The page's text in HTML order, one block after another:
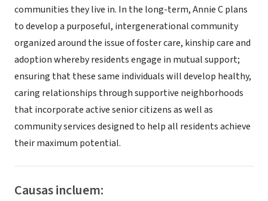
communities they live in. In the long-term, Annie C plans
to develop a purposeful, intergenerational community
organized around the issue of foster care, kinship care and
adoption whereby residents engage in mutual support;
ensuring that these same individuals will develop healthy,
caring relationships through supportive neighborhoods
that incorporate active senior citizens as well as
community services designed to help all residents achieve
their maximum potential.
Causas incluem: